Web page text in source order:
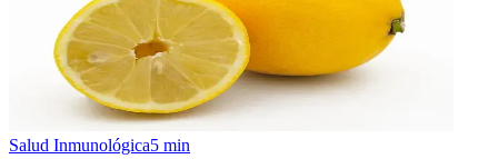
Salud Inmunológica5 min